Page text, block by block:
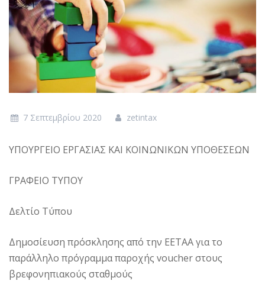
7 Σεπτεμβρίου 2020 zetintax
ΥΠΟΥΡΓΕΙΟ EΡΓΑΣΙΑΣ ΚΑΙ ΚΟΙΝΩΝΙΚΩΝ ΥΠΟΘΕΣΕΩΝ
ΓΡΑΦΕΙΟ ΤΥΠΟΥ
Δελτίο Τύπου
Δημοσίευση πρόσκλησης από την ΕΕΤΑΑ για το
παράλληλο πρόγραμμα παροχής voucher στους
βρεφονηπιακούς σταθμούς